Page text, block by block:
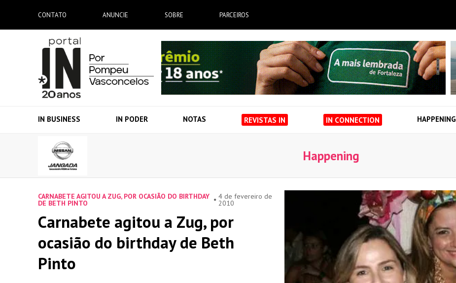
CONTATO ANUNCIE SOBRE PARCEIROS
IN BUSINESS IN PODER NOTAS REVISTAS IN IN CONNECTION HAPPENING
Happening
CARNABETE AGITOU A ZUG, POR OCASIÃO DO BIRTHDAY
DE BETH PINTO
4 de fevereiro de
2010
Carnabete agitou a Zug, por
ocasião do birthday de Beth
Pinto